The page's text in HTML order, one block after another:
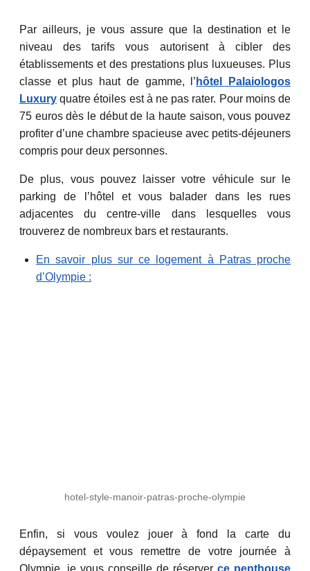
Par ailleurs, je vous assure que la destination et le
niveau des tarifs vous autorisent à cibler des
établissements et des prestations plus luxueuses. Plus
classe et plus haut de gamme, l’ hôtel Palaiologos
Luxury quatre étoiles est à ne pas rater. Pour moins de
75 euros dès le début de la haute saison, vous pouvez
profiter d’une chambre spacieuse avec petits-déjeuners
compris pour deux personnes.
De plus, vous pouvez laisser votre véhicule sur le
parking de l’hôtel et vous balader dans les rues
adjacentes du centre-ville dans lesquelles vous
trouverez de nombreux bars et restaurants.
En savoir plus sur ce logement à Patras proche
d’Olympie :
hotel-style-manoir-patras-proche-olympie
Enfin, si vous voulez jouer à fond la carte du
dépaysement et vous remettre de votre journée à